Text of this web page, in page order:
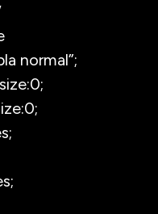
normal”;